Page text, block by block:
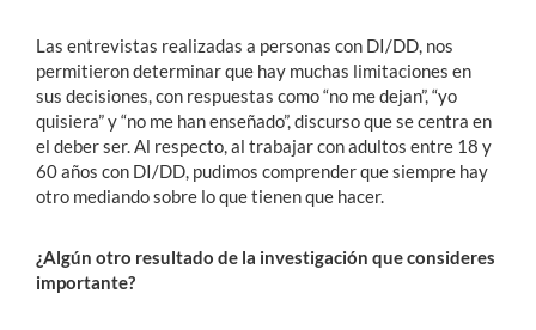
Las entrevistas realizadas a personas con DI/DD, nos
permitieron determinar que hay muchas limitaciones en
sus decisiones, con respuestas como “no me dejan”, “yo
quisiera” y “no me han enseñado”, discurso que se centra en
el deber ser. Al respecto, al trabajar con adultos entre 18 y
60 años con DI/DD, pudimos comprender que siempre hay
otro mediando sobre lo que tienen que hacer.
¿Algún otro resultado de la investigación que consideres
importante?